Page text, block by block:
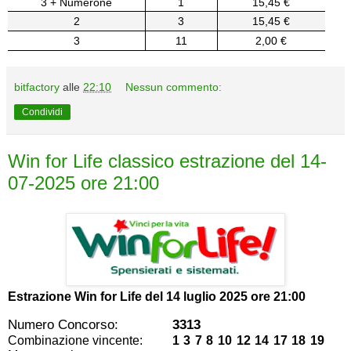
2
3
15,45 €
3
11 2,00 €
bitfactory alle 22:10 Nessun commento:
Condividi
Win for Life classico estrazione del 14-
07-2025 ore 21:00
Estrazione Win for Life del 14 luglio 2025 ore 21:00
Numero Concorso: 3313
Combinazione vincente:
1 3 7 8 10 12 14 17 18 19